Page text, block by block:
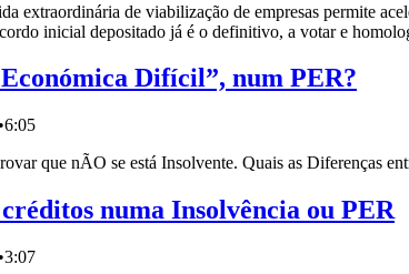
de viabilização de empresas permite
inicial depositado já é o definitivo, a votar e
Difícil”, num PER?
•6:05
que nÃO se está Insolvente. Quais as Diferenças
numa Insolvência ou PER
•3:07